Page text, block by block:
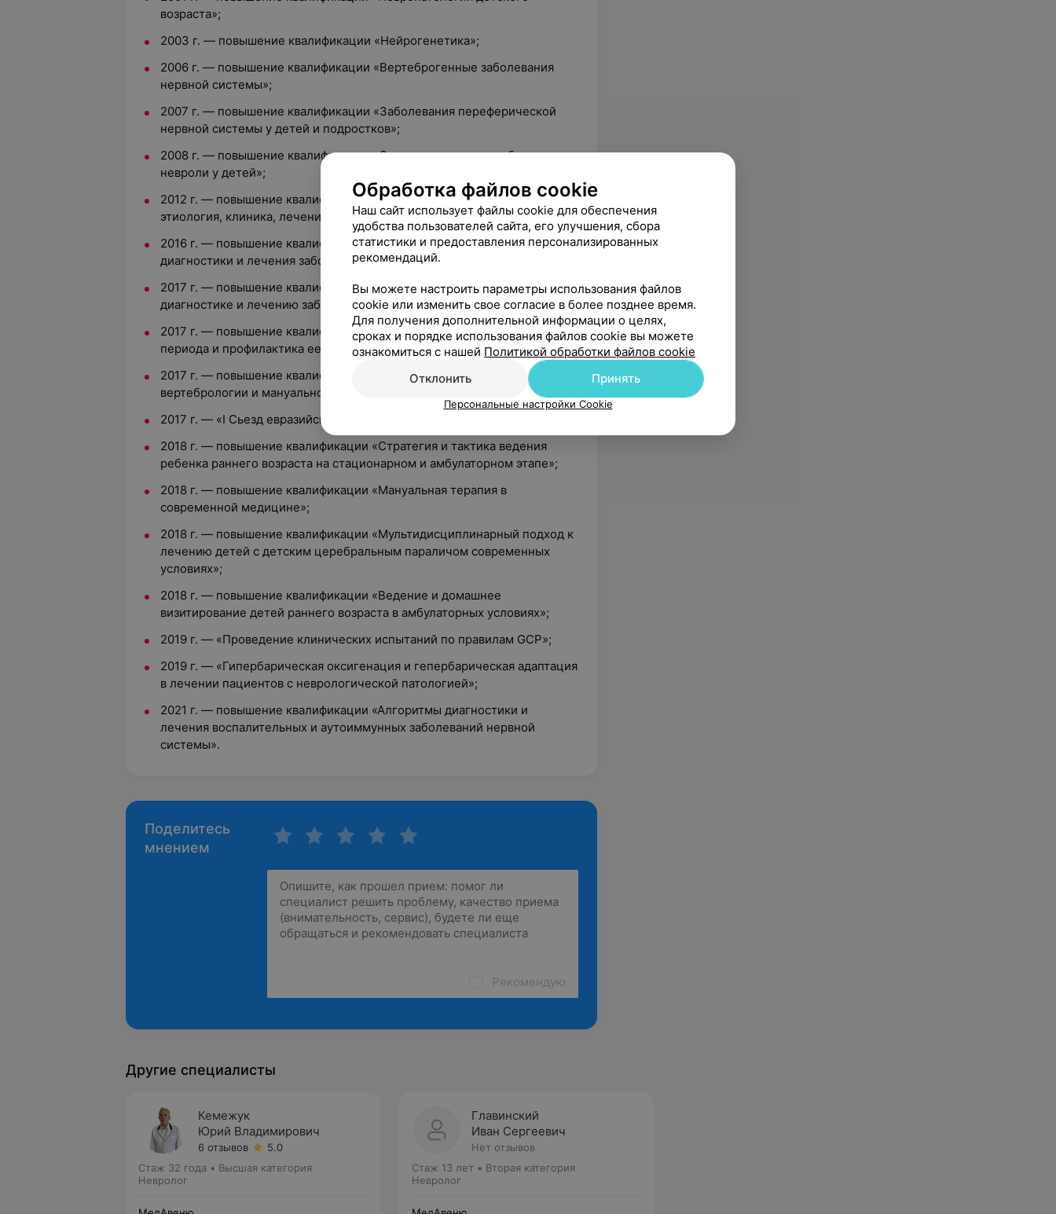
возраста»;
2003 г. — повышение квалификации «Нейрогенетика»;
2006 г. — повышение квалификации «Вертеброгенные заболевания
нервной системы»;
2007 г. — повышение квалификации «Заболевания переферической
нервной системы у детей и подростков»;
2008 г. — повышение квалификации «Эпилепсия, головные боли и
невроли у детей»;
2012 г. — повышение квалификации «Нейроинфекции у детей:
этиология, клиника, лечение, профилактика»;
2016 г. — повышение квалификации «Современные технологии
диагностики и лечения заболеваний нервной системы»;
2017 г. — повышение квалификации «Мультидисциплинарный подход к
диагностике и лечению заболеваний нервной системы у детей»;
2017 г. — повышение квалификации «Патология перинатального
периода и профилактика ее реализации»;
2017 г. — повышение квалификации «Актуальные вопросы
вертебрологии и мануальной терапии»;
2017 г. — «I Сьезд евразийского сообщества детских нейрохирургов»;
2018 г. — повышение квалификации «Стратегия и тактика ведения
ребенка раннего возраста на стационарном и амбулаторном этапе»;
2018 г. — повышение квалификации «Мануальная терапия в
современной медицине»;
2018 г. — повышение квалификации «Мультидисциплинарный подход к
лечению детей с детским церебральным параличом современных
условиях»;
2018 г. — повышение квалификации «Ведение и домашнее
визитирование детей раннего возраста в амбулаторных условиях»;
2019 г. — «Проведение клинических испытаний по правилам GСР»;
2019 г. — «Гипербарическая оксигенация и гепербарическая адаптация
в лечении пациентов с неврологической патологией»;
2021 г. — повышение квалификации «Алгоритмы диагностики и
лечения воспалительных и аутоиммунных заболеваний нервной
системы».
Поделитесь
мнением
Рекомендую
Другие специалисты
Кемежук
Юрий Владимирович
6 отзывов
5.0
Стаж 32 года • Высшая категория
Невролог
Главинский
Иван Сергеевич
Нет отзывов
Стаж 13 лет • Вторая категория
Невролог
Обработка файлов cookie
Наш сайт использует файлы cookie для обеспечения
удобства пользователей сайта, его улучшения, сбора
статистики и предоставления персонализированных
рекомендаций.
Вы можете настроить параметры использования файлов
cookie или изменить свое согласие в более позднее время.
Для получения дополнительной информации о целях,
сроках и порядке использования файлов cookie вы можете
ознакомиться с нашей Политикой обработки файлов cookie
Отклонить
Принять
Персональные настройки Cookie